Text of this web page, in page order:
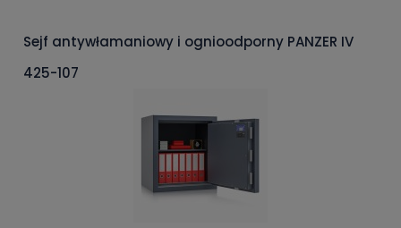
Sejf antywłamaniowy i ognioodporny PANZER IV
425-107